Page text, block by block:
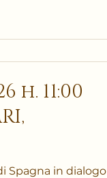
h. 11:00
Spagna in dialogo